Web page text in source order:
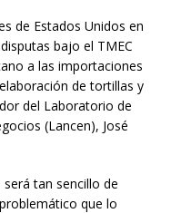
de Estados Unidos en
bajo el TMEC
a las importaciones
de tortillas y
del Laboratorio de
(Lancen), José
tan sencillo de
que lo